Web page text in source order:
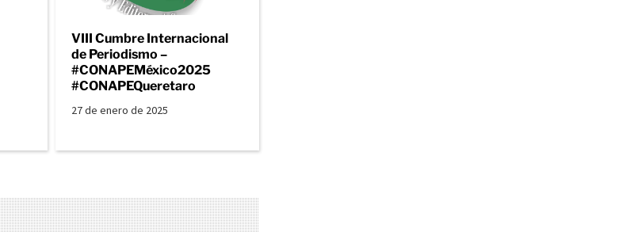
VIII Cumbre Internacional
de Periodismo –
#CONAPEMéxico2025
#CONAPEQueretaro
27 de enero de 2025